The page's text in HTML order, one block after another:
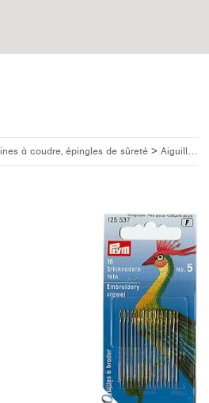
à coudre, épingles de sûreté > Aiguilles à coudre à la main Prym